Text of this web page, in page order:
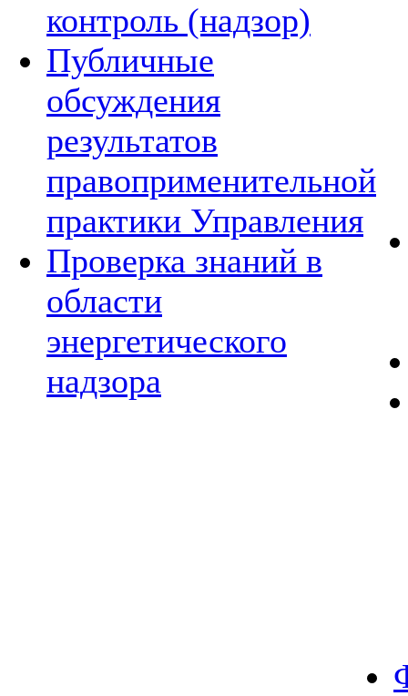
контроль (надзор)
Публичные
обсуждения
результатов
правоприменительной
практики Управления
Проверка знаний в
области
энергетического
надзора